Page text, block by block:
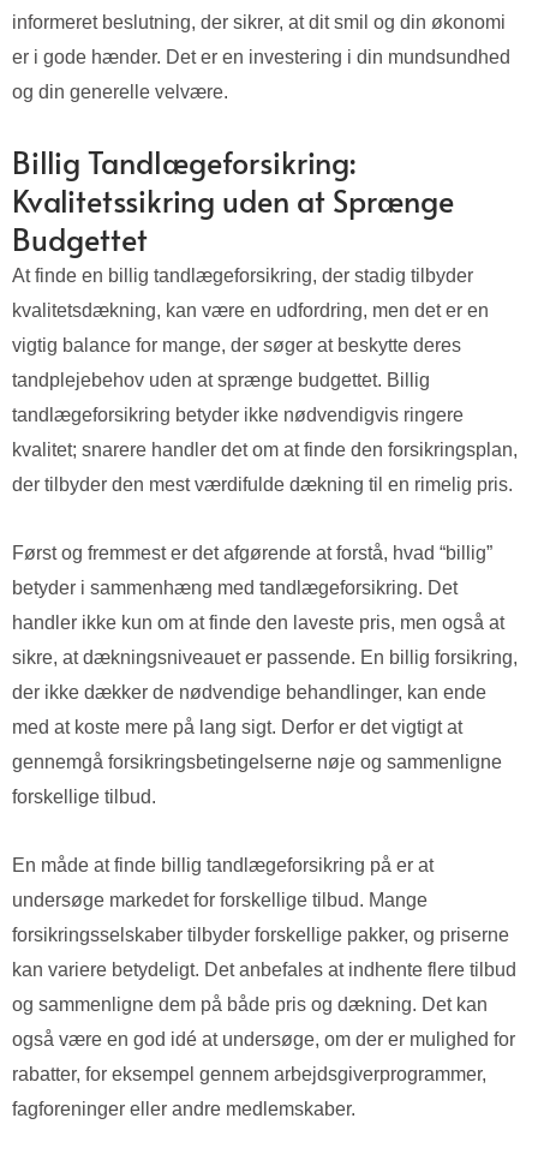
informeret beslutning, der sikrer, at dit smil og din økonomi
er i gode hænder. Det er en investering i din mundsundhed
og din generelle velvære.
Billig Tandlægeforsikring:
Kvalitetssikring uden at Sprænge
Budgettet
At finde en billig tandlægeforsikring, der stadig tilbyder
kvalitetsdækning, kan være en udfordring, men det er en
vigtig balance for mange, der søger at beskytte deres
tandplejebehov uden at sprænge budgettet. Billig
tandlægeforsikring betyder ikke nødvendigvis ringere
kvalitet; snarere handler det om at finde den forsikringsplan,
der tilbyder den mest værdifulde dækning til en rimelig pris.
Først og fremmest er det afgørende at forstå, hvad “billig”
betyder i sammenhæng med tandlægeforsikring. Det
handler ikke kun om at finde den laveste pris, men også at
sikre, at dækningsniveauet er passende. En billig forsikring,
der ikke dækker de nødvendige behandlinger, kan ende
med at koste mere på lang sigt. Derfor er det vigtigt at
gennemgå forsikringsbetingelserne nøje og sammenligne
forskellige tilbud.
En måde at finde billig tandlægeforsikring på er at
undersøge markedet for forskellige tilbud. Mange
forsikringsselskaber tilbyder forskellige pakker, og priserne
kan variere betydeligt. Det anbefales at indhente flere tilbud
og sammenligne dem på både pris og dækning. Det kan
også være en god idé at undersøge, om der er mulighed for
rabatter, for eksempel gennem arbejdsgiverprogrammer,
fagforeninger eller andre medlemskaber.